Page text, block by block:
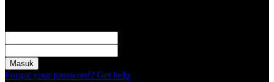
Forgot your password? Get help